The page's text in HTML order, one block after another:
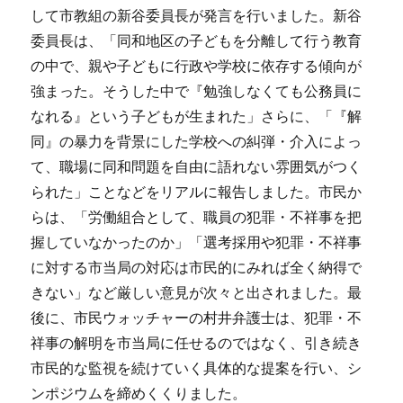
して市教組の新谷委員長が発言を行いました。新谷
委員長は、「同和地区の子どもを分離して行う教育
の中で、親や子どもに行政や学校に依存する傾向が
強まった。そうした中で『勉強しなくても公務員に
なれる』という子どもが生まれた」さらに、「『解
同』の暴力を背景にした学校への糾弾・介入によっ
て、職場に同和問題を自由に語れない雰囲気がつく
られた」ことなどをリアルに報告しました。市民か
らは、「労働組合として、職員の犯罪・不祥事を把
握していなかったのか」「選考採用や犯罪・不祥事
に対する市当局の対応は市民的にみれば全く納得で
きない」など厳しい意見が次々と出されました。最
後に、市民ウォッチャーの村井弁護士は、犯罪・不
祥事の解明を市当局に任せるのではなく、引き続き
市民的な監視を続けていく具体的な提案を行い、シ
ンポジウムを締めくくりました。